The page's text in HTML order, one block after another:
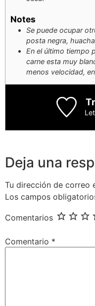
Notes
Se puede ocupar
posta negra,
En el último tiempo
carne esta muy
menos velocidad,
Deja una
Tu dirección de correo
Los campos
Comentarios
Comentario *